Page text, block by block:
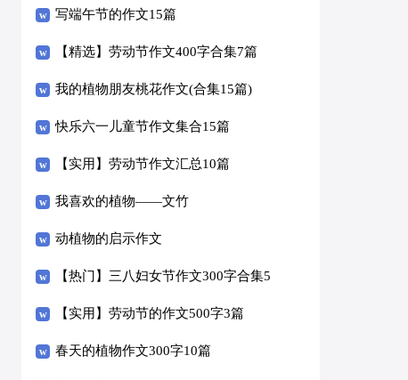
写端午节的作文15篇
【精选】劳动节作文400字合集7篇
我的植物朋友桃花作文(合集15篇)
快乐六一儿童节作文集合15篇
【实用】劳动节作文汇总10篇
我喜欢的植物——文竹
动植物的启示作文
【热门】三八妇女节作文300字合集5
篇
【实用】劳动节的作文500字3篇
春天的植物作文300字10篇